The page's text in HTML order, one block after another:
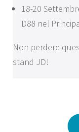
18-20
D88 nel
Non perdere
stand JD!